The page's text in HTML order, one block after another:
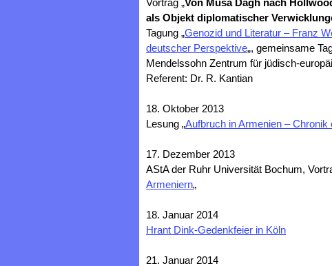
Vortrag „Von Musa Dagh nach
als Objekt diplomatischer
Tagung „Genozid und Literatur – Franz
deutscher Perspektive„, gemeinsame
Mendelssohn Zentrum für jüdisch-
Referent: Dr. R. Kantian
18. Oktober 2013
Lesung „Aufbruch in Armenien – Chronik
17. Dezember 2013
AStA der Ruhr Universität Bochum,
Armeniern„
18. Januar 2014
Hrant Dink-Gedenkfeier in Köln
21. Januar 2014